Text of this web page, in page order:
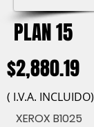
PLAN 15
$2,880.19
( I.V.A. INCLUIDO)
XEROX B1025